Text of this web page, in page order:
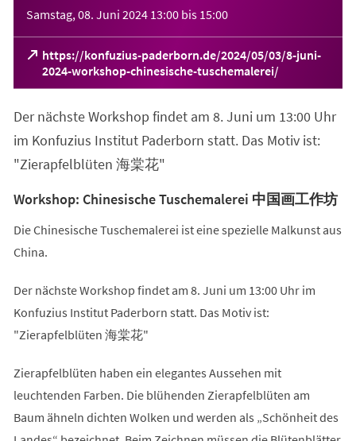
Samstag, 08. Juni 2024 13:00 bis 15:00
https://konfuzius-paderborn.de/2024/05/03/8-juni-
2024-workshop-chinesische-tuschemalerei/
(Öffnet
in
neuen
Tab)
Der nächste Workshop findet am 8. Juni um 13:00 Uhr
im Konfuzius Institut Paderborn statt. Das Motiv ist:
"Zierapfelblüten 海棠花"
Workshop: Chinesische Tuschemalerei 中国画工作坊
Die Chinesische Tuschemalerei ist eine spezielle Malkunst aus
China.
Der nächste Workshop findet am 8. Juni um 13:00 Uhr im
Konfuzius Institut Paderborn statt. Das Motiv ist:
"Zierapfelblüten 海棠花"
Zierapfelblüten haben ein elegantes Aussehen mit
leuchtenden Farben. Die blühenden Zierapfelblüten am
Baum ähneln dichten Wolken und werden als „Schönheit des